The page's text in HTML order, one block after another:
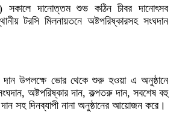
সকালে দানোত্তম শুভ কঠিন চীবর দানোৎসব
টরসি মিলনায়তনে অষ্টপরিষ্কারসহ সংঘদান
দান উপলক্ষে ভোর থেকে শুরু হওয়া এ অনুষ্ঠানে
অষ্টপরিষ্কার দান, কল্পতরু দান, সবশেষ বহু
সহ দিনব্যাপী নানা অনুষ্ঠানের আয়োজন করে।